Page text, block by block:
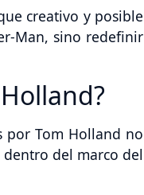
creativo y posible
Man, sino redefinir
por Tom Holland no
del marco del